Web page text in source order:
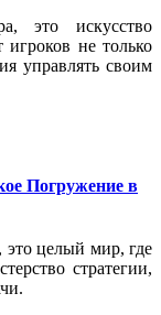
это искусство
игроков не только
управлять своим
Погружение в
это целый мир, где
стратегии,